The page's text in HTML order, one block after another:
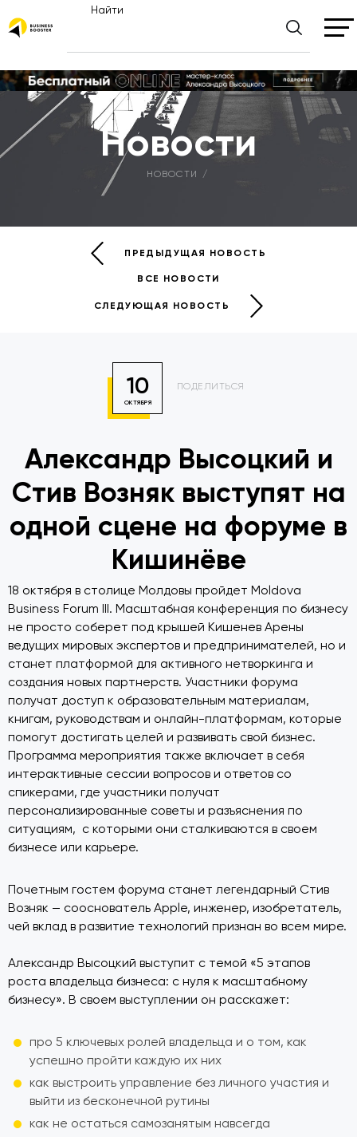
Найти
Новости
НОВОСТИ
ПРЕДЫДУЩАЯ НОВОСТЬ
ВСЕ НОВОСТИ
СЛЕДУЮЩАЯ НОВОСТЬ
10
ОКТЯБРЯ
ПОДЕЛИТЬСЯ
Александр Высоцкий и
Стив Возняк выступят на
одной сцене на форуме в
Кишинёве
18 октября в столице Молдовы пройдет Moldova
Business Forum III. Масштабная конференция по бизнесу
не просто соберет под крышей Кишенев Арены
ведущих мировых экспертов и предпринимателей, но и
станет платформой для активного нетворкинга и
создания новых партнерств. Участники форума
получат доступ к образовательным материалам,
книгам, руководствам и онлайн-платформам, которые
помогут достигать целей и развивать свой бизнес.
Программа мероприятия также включает в себя
интерактивные сессии вопросов и ответов со
спикерами, где участники получат
персонализированные советы и разъяснения по
ситуациям, с которыми они сталкиваются в своем
бизнесе или карьере.
Почетным гостем форума станет легендарный Стив
Возняк — сооснователь Apple, инженер, изобретатель,
чей вклад в развитие технологий признан во всем мире.
Александр Высоцкий выступит с темой «5 этапов
роста владельца бизнеса: с нуля к масштабному
бизнесу». В своем выступлении он расскажет:
про 5 ключевых ролей владельца и о том, как
успешно пройти каждую их них
как выстроить управление без личного участия и
выйти из бесконечной рутины
как не остаться самозанятым навсегда